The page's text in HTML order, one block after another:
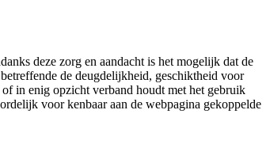
deze zorg en aandacht is het mogelijk dat de
de deugdelijkheid, geschiktheid voor
in enig opzicht verband houdt met het gebruik
voor kenbaar aan de webpagina gekoppelde